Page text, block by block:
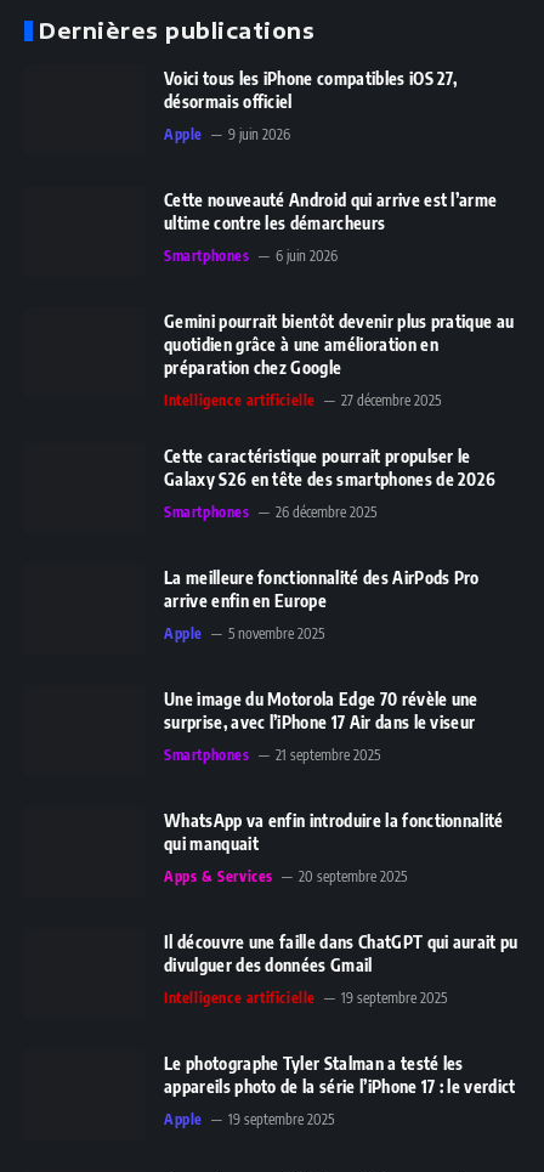
Dernières publications
Voici tous les iPhone compatibles iOS 27,
désormais officiel
Apple 9 juin 2026
Cette nouveauté Android qui arrive est l’arme
ultime contre les démarcheurs
Smartphones 6 juin 2026
Gemini pourrait bientôt devenir plus pratique au
quotidien grâce à une amélioration en
préparation chez Google
Intelligence artificielle 27 décembre 2025
Cette caractéristique pourrait propulser le
Galaxy S26 en tête des smartphones de 2026
Smartphones 26 décembre 2025
La meilleure fonctionnalité des AirPods Pro
arrive enfin en Europe
Apple 5 novembre 2025
Une image du Motorola Edge 70 révèle une
surprise, avec l’iPhone 17 Air dans le viseur
Smartphones 21 septembre 2025
WhatsApp va enfin introduire la fonctionnalité
qui manquait
Apps & Services 20 septembre 2025
Il découvre une faille dans ChatGPT qui aurait pu
divulguer des données Gmail
Intelligence artificielle 19 septembre 2025
Le photographe Tyler Stalman a testé les
appareils photo de la série l’iPhone 17 : le verdict
Apple 19 septembre 2025